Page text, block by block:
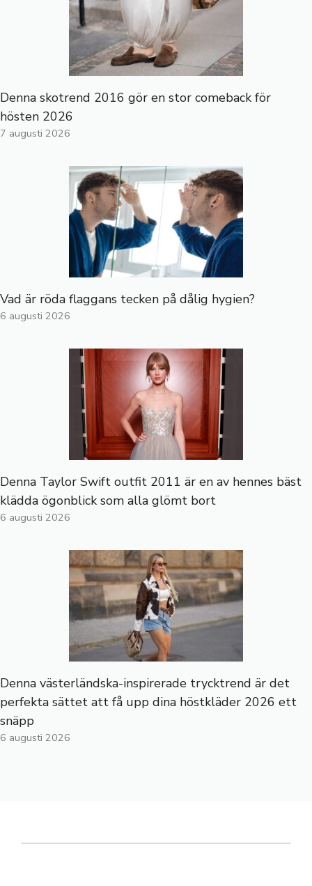
Denna skotrend 2016 gör en stor comeback för
hösten 2026
7 augusti 2026
Vad är röda flaggans tecken på dålig hygien?
6 augusti 2026
Denna Taylor Swift outfit 2011 är en av hennes bäst
klädda ögonblick som alla glömt bort
6 augusti 2026
Denna västerländska-inspirerade trycktrend är det
perfekta sättet att få upp dina höstkläder 2026 ett
snäpp
6 augusti 2026